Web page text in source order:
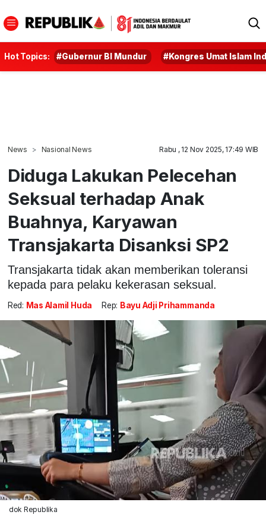
Hot Topics: #Gubernur BI Mundur #Kongres Umat Islam
News Nasional News Rabu , 12 Nov 2025, 17:49 WIB
Diduga Lakukan Pelecehan
Seksual terhadap Anak
Buahnya, Karyawan
Transjakarta Disanksi SP2
Transjakarta tidak akan memberikan toleransi
kepada para pelaku kekerasan seksual.
Red: Mas Alamil Huda Rep: Bayu Adji Prihammanda
dok Republika